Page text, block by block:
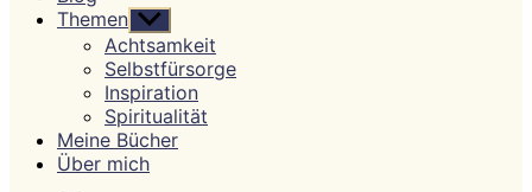
Themen Untermenü
anzeigen
Achtsamkeit
Selbstfürsorge
Inspiration
Spiritualität
Meine Bücher
Über mich